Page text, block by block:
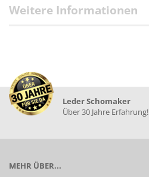
Weitere Informationen
Leder Schomaker
Über 30 Jahre Erfahrung!
MEHR ÜBER...